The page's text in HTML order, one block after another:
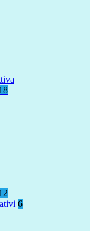
6